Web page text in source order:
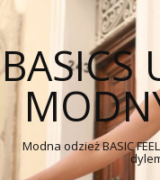
BASICS
Modna odzież BASIC